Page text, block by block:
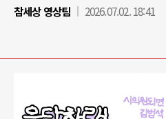
참세상 영상팀
2026.07.02. 18:41